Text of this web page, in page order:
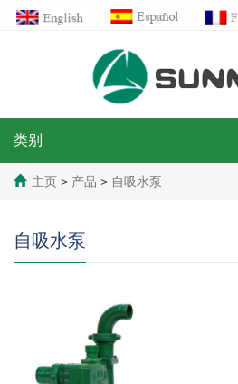
类别
主页 > 产品 > 自吸水泵
自吸水泵